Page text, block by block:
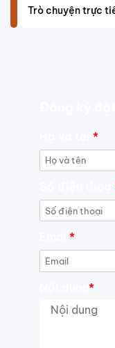
Trò chuyện trực
*
*
*